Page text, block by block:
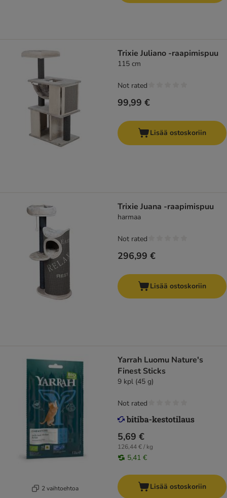
Trixie Juliano -raapimispuu
115 cm
99,99 €
Not rated
Lisää ostoskoriin
Trixie Juana -raapimispuu
harmaa
296,99 €
Not rated
Lisää ostoskoriin
2 vaihtoehtoa
Yarrah Luomu Nature's
Finest Sticks
9 kpl (45 g)
5,69 €
126,44 € / kg
5,41 €
Not rated
Lisää ostoskoriin